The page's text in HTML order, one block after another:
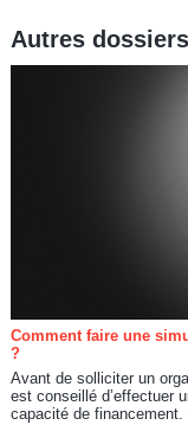
Autres dossiers
Comment faire une
?
Avant de solliciter un
est conseillé d’effectuer
capacité de financement.